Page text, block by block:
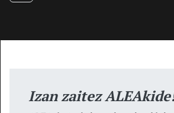
Izan zaitez